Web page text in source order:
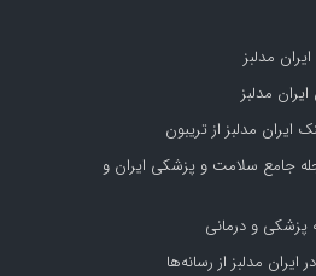
مدلبز
مدلبز
ایران مدلبز از تریبون
مجله جامع سلامت و پزشکی ایران و
و درمانی
ایران مدلبز از رسانه‌ها